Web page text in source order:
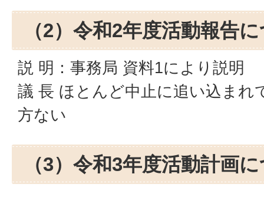
（2）令和2年度活動報告
説 明：事務局 資料1により説明
議 長 ほとんど中止に追い込まれ
方ない
（3）令和3年度活動計画